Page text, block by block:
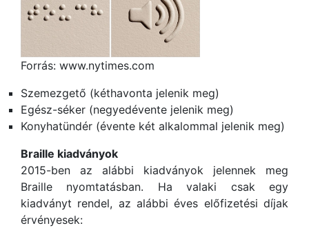
Forrás: www.nytimes.com
Szemezgető (kéthavonta jelenik meg)
Egész-séker (negyedévente jelenik meg)
Konyhatündér (évente két alkalommal jelenik meg)
Braille kiadványok
2015-ben az alábbi kiadványok jelennek meg
Braille nyomtatásban. Ha valaki csak egy
kiadványt rendel, az alábbi éves előfizetési díjak
érvényesek: